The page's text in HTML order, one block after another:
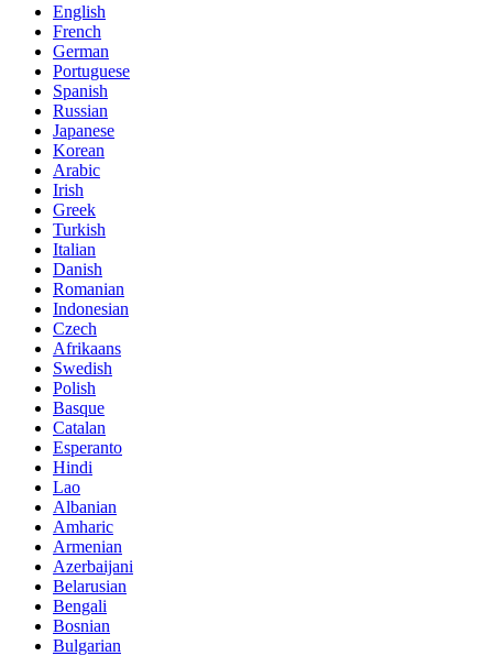
English
French
German
Portuguese
Spanish
Russian
Japanese
Korean
Arabic
Irish
Greek
Turkish
Italian
Danish
Romanian
Indonesian
Czech
Afrikaans
Swedish
Polish
Basque
Catalan
Esperanto
Hindi
Lao
Albanian
Amharic
Armenian
Azerbaijani
Belarusian
Bengali
Bosnian
Bulgarian